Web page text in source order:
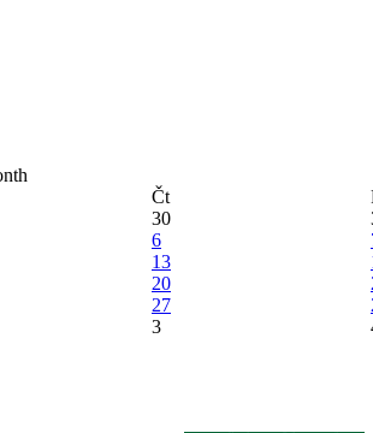
Čt
30
6
13
20
27
3